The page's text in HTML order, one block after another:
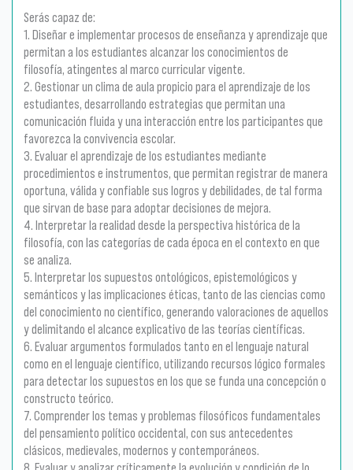
Serás capaz de:
1. Diseñar e implementar procesos de enseñanza y aprendizaje que
permitan a los estudiantes alcanzar los conocimientos de
filosofía, atingentes al marco curricular vigente.
2. Gestionar un clima de aula propicio para el aprendizaje de los
estudiantes, desarrollando estrategias que permitan una
comunicación fluida y una interacción entre los participantes que
favorezca la convivencia escolar.
3. Evaluar el aprendizaje de los estudiantes mediante
procedimientos e instrumentos, que permitan registrar de manera
oportuna, válida y confiable sus logros y debilidades, de tal forma
que sirvan de base para adoptar decisiones de mejora.
4. Interpretar la realidad desde la perspectiva histórica de la
filosofía, con las categorías de cada época en el contexto en que
se analiza.
5. Interpretar los supuestos ontológicos, epistemológicos y
semánticos y las implicaciones éticas, tanto de las ciencias como
del conocimiento no científico, generando valoraciones de aquellos
y delimitando el alcance explicativo de las teorías científicas.
6. Evaluar argumentos formulados tanto en el lenguaje natural
como en el lenguaje científico, utilizando recursos lógico formales
para detectar los supuestos en los que se funda una concepción o
constructo teórico.
7. Comprender los temas y problemas filosóficos fundamentales
del pensamiento político occidental, con sus antecedentes
clásicos, medievales, modernos y contemporáneos.